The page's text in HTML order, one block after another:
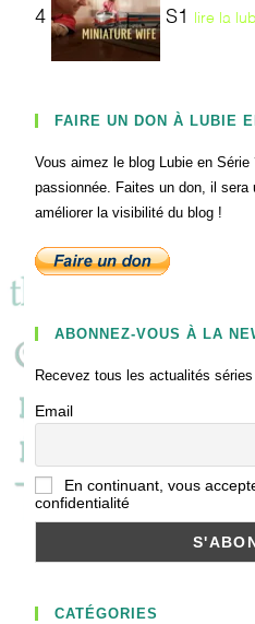
4 S1 lire la
FAIRE UN DON À LUBIE
Vous aimez le blog Lubie en
passionnée. Faites un don, il
améliorer la visibilité du blog !
ABONNEZ-VOUS À LA
Recevez tous les actualités
Email
En continuant, vous
confidentialité
CATÉGORIES